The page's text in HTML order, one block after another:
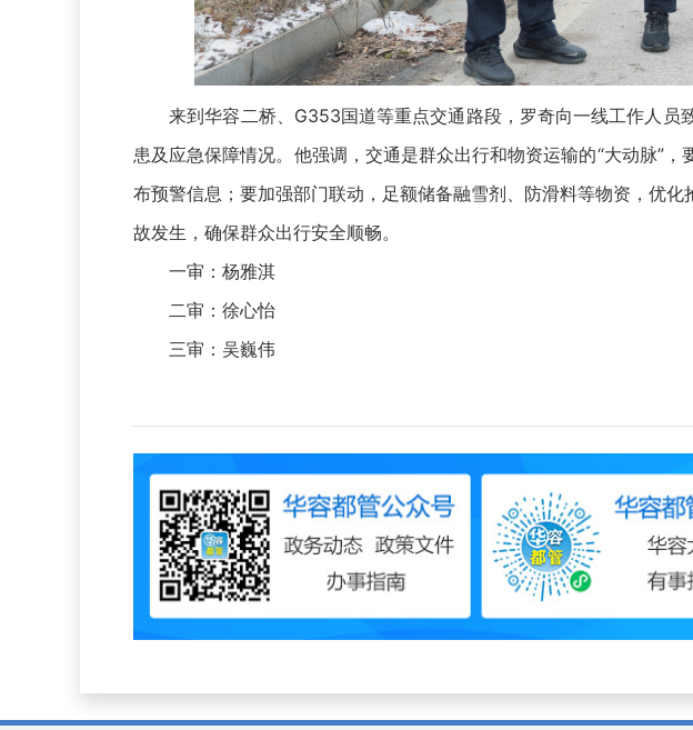
来到华容二桥、G353国道等重点交通路段，罗奇向一线工作人员
患及应急保障情况。他强调，交通是群众出行和物资运输的“大动脉”
布预警信息；要加强部门联动，足额储备融雪剂、防滑料等物资，优
故发生，确保群众出行安全顺畅。
一审：杨雅淇
二审：徐心怡
三审：吴巍伟